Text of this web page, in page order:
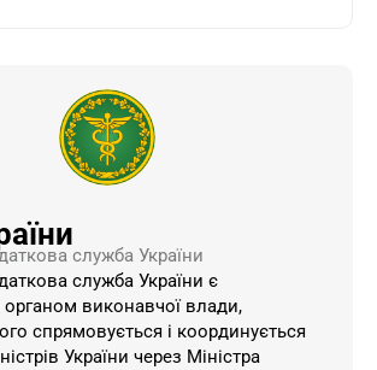
служба України
служба України є
виконавчої влади,
спрямовується і координується
України через Міністра